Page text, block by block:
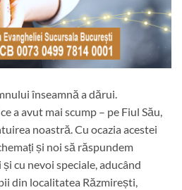
înseamnă a dărui.
a avut mai scump – pe Fiul Său,
noastră. Cu ocazia acestei
și noi să răspundem
cu nevoi speciale, aducând
din localitatea Răzmirești,